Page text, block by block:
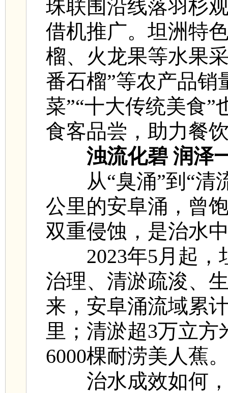
珠联围沿线落羽杉
借机推广。坦洲特
榴、火龙果等水果
番石榴”等农产品销
菜”“十大传统美食
食客品尝，助力餐
浊流化碧 润泽
从“臭涌”到“清
公里的安阜涌，曾
双重侵蚀，是治水
2023年5月起
治理、清淤疏浚、
来，安阜涌流域累
里；清淤超3万立
6000棵耐涝美人蕉
治水成效如何